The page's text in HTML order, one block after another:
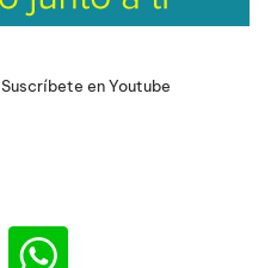
Suscríbete en Youtube